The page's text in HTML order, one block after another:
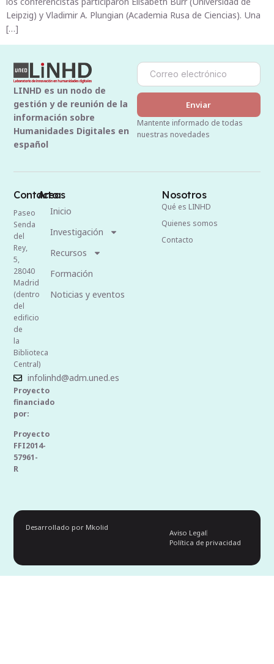
Leipzig) y Vladimir A. Plungian (Academia Rusa de Ciencias). Una
[…]
LINHD es un nodo de
gestión y de reunión de la
información sobre
Humanidades Digitales en
español
Enviar
Mantente informado de todas
nuestras novedades
Contacto
Paseo
Senda
del
Rey,
5,
28040
Madrid
(dentro
del
edificio
de
la
Biblioteca
Central)
infolinhd@adm.uned.es
Proyecto
financiado
por:
Proyecto
FFI2014-
57961-
R
Areas
Inicio
Investigación
Recursos
Formación
Noticias y eventos
Nosotros
Qué es LINHD
Quienes somos
Contacto
Desarrollado por Mkolid
Aviso Legal
Política de privacidad